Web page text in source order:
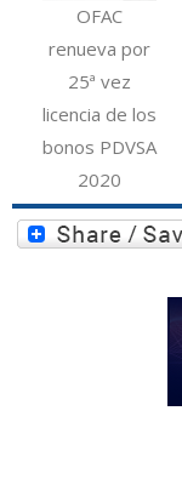
OFAC
renueva por
25ª vez
licencia de los
bonos PDVSA
2020